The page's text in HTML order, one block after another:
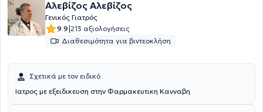
Κοινωνικής Αποστολής. Η κα Γρέκα είναι επιστημονικός συνεργάτης
του Ιατρικού Κέντρου Αθηνών και εθελοντής ιατρός στους Γιατρούς
του Κόσμου. Στα ιατρεία της αντιμετωπίζονται θέματα της
ευρύτερης παθολογίας και δίνονται λύσεις σε περιστατικά
προγραμματισμένα περιστατικά της ευρύτερης παθολογίας,
προσεγγίζονται θέματα πρόληψης υγείας, με έμφαση στην
σε σχέση με τις υπάρχουσες συννοσηρότητες, εξατομικευμένα και
Αλεβίζος Αλεβίζος
Γενικός Γιατρός
9.9|213 αξιολογήσεις
Διαθεσιμότητα για βιντεοκλήση
Σχετικά με τον ειδικό
Ιατρος με εξειδικευση στην Φαρμακευτικη Κανναβη